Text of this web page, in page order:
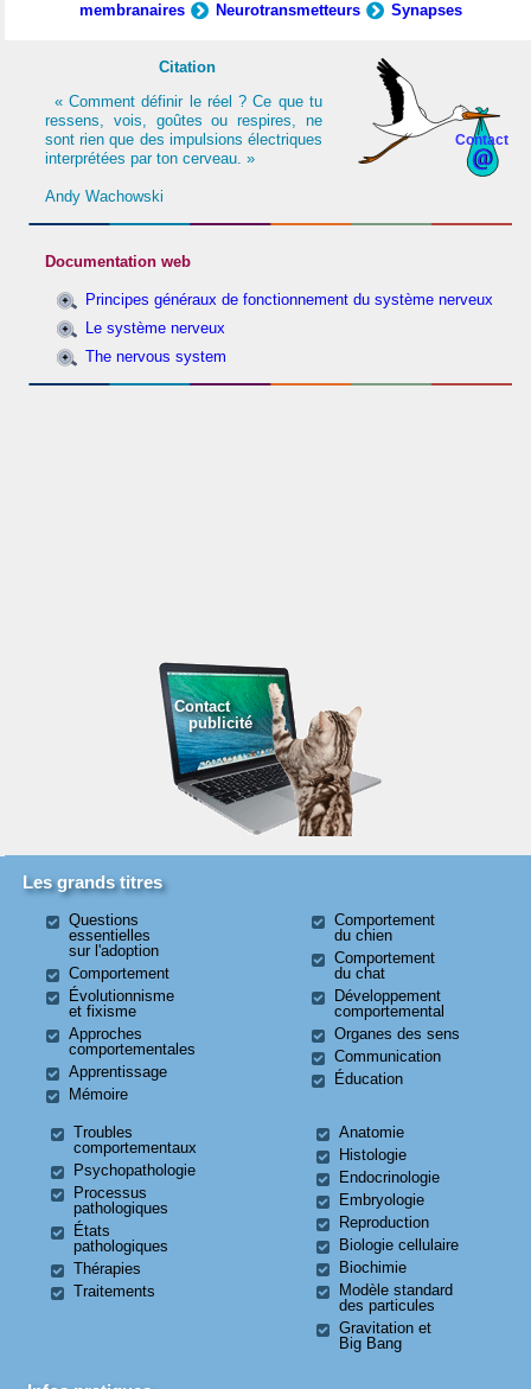
membranaires
Neurotransmetteurs Synapses
Contact
Citation
« Comment définir le réel ? Ce que tu
ressens, vois, goûtes ou respires, ne
sont rien que des impulsions électriques
interprétées par ton cerveau. »
Andy Wachowski
Documentation web
Principes généraux de fonctionnement du système nerveux
Le système nerveux
The nervous system
Contact
publicité
Les grands titres
Questions
essentielles
sur l'adoption
Comportement
Évolutionnisme
et fixisme
Approches
comportementales
Apprentissage
Mémoire
Comportement
du chien
Comportement
du chat
Développement
comportemental
Organes des sens
Communication
Éducation
Troubles
comportementaux
Psychopathologie
Processus
pathologiques
États
pathologiques
Thérapies
Traitements
Anatomie
Histologie
Endocrinologie
Embryologie
Reproduction
Biologie cellulaire
Biochimie
Modèle standard
des particules
Gravitation et
Big Bang